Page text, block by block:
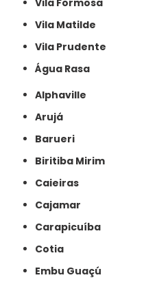
Vila Matilde
Vila Prudente
Água Rasa
Alphaville
Arujá
Barueri
Biritiba Mirim
Caieiras
Cajamar
Carapicuíba
Cotia
Embu Guaçú